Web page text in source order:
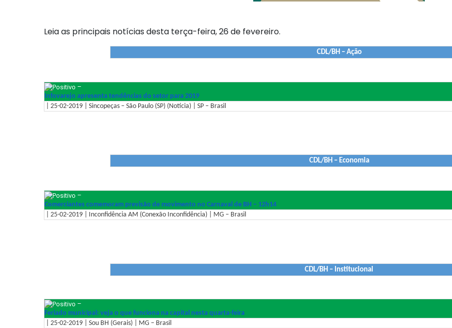
Leia as principais notícias desta terça-feira, 26 de fevereiro.
CDL/BH – Ação
–
Infovarejo apresenta tendências do setor para 2019
| 25-02-2019 | Sincopeças – São Paulo (SP) (Notícia) | SP – Brasil
CDL/BH – Economia
–
Comerciantes comemoram previsão de movimento no Carnaval de BH – 12h14
| 25-02-2019 | Inconfidência AM (Conexão Inconfidência) | MG – Brasil
CDL/BH – Institucional
–
Feriado municipal: veja o que funciona na capital nesta quarta-feira
| 25-02-2019 | Sou BH (Gerais) | MG – Brasil